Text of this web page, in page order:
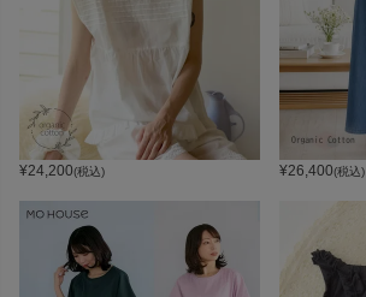
¥24,200(税込) ¥26,400(税込)